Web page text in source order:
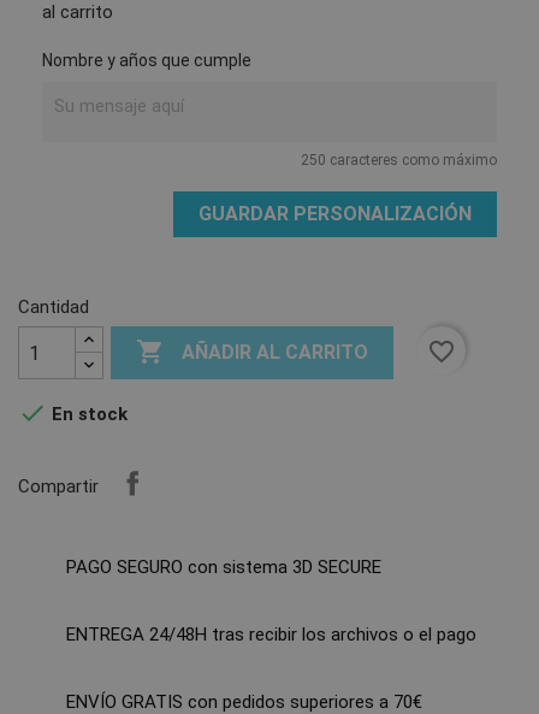
al carrito
Nombre y años que cumple
250 caracteres como máximo
GUARDAR PERSONALIZACIÓN
Cantidad
 AÑADIR AL CARRITO favorite_border
 En stock
Compartir
PAGO SEGURO con sistema 3D SECURE
ENTREGA 24/48H tras recibir los archivos o el pago
ENVÍO GRATIS con pedidos superiores a 70€